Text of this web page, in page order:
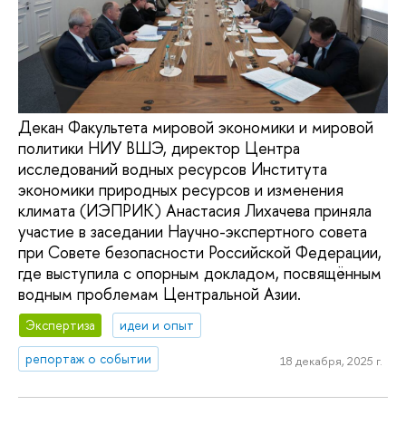
Декан Факультета мировой экономики и мировой
политики НИУ ВШЭ, директор Центра
исследований водных ресурсов Института
экономики природных ресурсов и изменения
климата (ИЭПРИК) Анастасия Лихачева приняла
участие в заседании Научно-экспертного совета
при Совете безопасности Российской Федерации,
где выступила с опорным докладом, посвящённым
водным проблемам Центральной Азии.
Экспертиза
идеи и опыт
репортаж о событии
18 декабря, 2025 г.